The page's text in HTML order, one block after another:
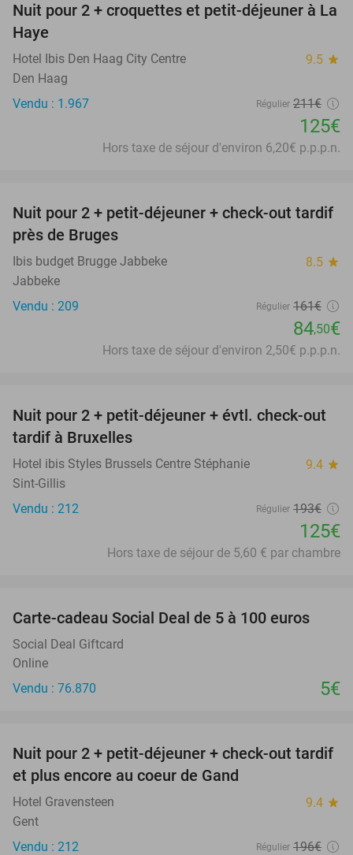
41%
Nuit pour 2 + croquettes et petit-déjeuner à La
Haye
Hotel Ibis Den Haag City Centre 9.5 star
Den Haag
Vendu : 1.967
Régulier 211€
125€
Hors taxe de séjour d'environ 6,20€ p.p.p.n.
48%
Nuit pour 2 + petit-déjeuner + check-out tardif
près de Bruges
Ibis budget Brugge Jabbeke 8.5 star
Jabbeke
Vendu : 209
Régulier 161€
84,50€
Hors taxe de séjour d'environ 2,50€ p.p.p.n.
35%
Nuit pour 2 + petit-déjeuner + évtl. check-out
tardif à Bruxelles
Hotel ibis Styles Brussels Centre Stéphanie 9.4 star
Sint-Gillis
Vendu : 212
Régulier 193€
125€
Hors taxe de séjour de 5,60 € par chambre
Carte-cadeau Social Deal de 5 à 100 euros
Social Deal Giftcard
Online
Vendu : 76.870
5€
34%
Nuit pour 2 + petit-déjeuner + check-out tardif
et plus encore au coeur de Gand
Hotel Gravensteen 9.4 star
Gent
Vendu : 212
Régulier 196€